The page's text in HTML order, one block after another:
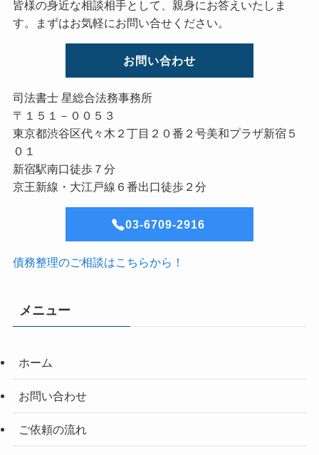
皆様の身近な相談相手として、親身にお答えいたしま
す。まずはお気軽にお問い合せください。
お問い合わせ
司法書士 星総合法務事務所
〒１５１－００５３
東京都渋谷区代々木２丁目２０番２号美和プラザ新宿５
０１
新宿駅南口徒歩７分
京王新線・大江戸線６番出口徒歩２分
03-6709-2916
債務整理のご相談はこちらから！
メニュー
ホーム
お問い合わせ
ご依頼の流れ